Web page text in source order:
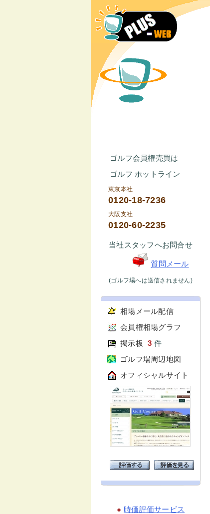
ゴルフ会員権売買は
ゴルフ ホットライン
東京本社
0120-18-7236
大阪支社
0120-60-2235
当社スタッフへお問合せ
質問メール
(ゴルフ場へは送信されません)
相場メール配信
会員権相場グラフ
掲示板
3 件
ゴルフ場周辺地図
オフィシャルサイト
● 時価評価サービス